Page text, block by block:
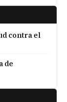
contra el
de